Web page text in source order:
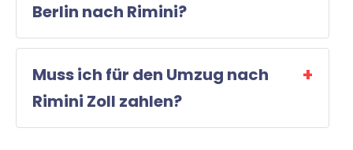
Berlin nach Rimini?
Muss ich für den Umzug nach
Rimini Zoll zahlen?